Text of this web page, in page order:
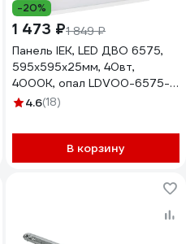
-20%
1 473 ₽1 849 ₽
Панель IEK, LED ДВО 6575,
595х595х25мм, 40вт,
4000К, опал LDVO0-6575-
40-4000-K01
4.6(18)
В корзину